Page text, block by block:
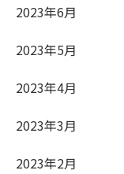
2023年6月
2023年5月
2023年4月
2023年3月
2023年2月